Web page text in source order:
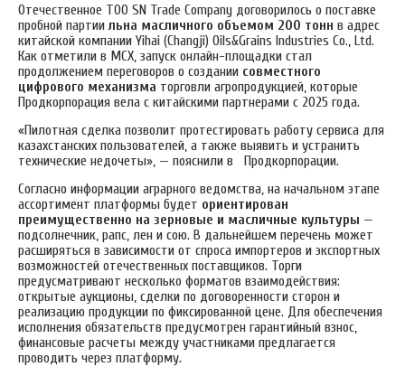
Отечественное ТОО SN Trade Company договорилось о поставке
пробной партиильна масличного объемом 200 тонн в адрес
китайской компании Yihai (Changji) Oils&Grains Industries Co., Ltd.
Как отметили в МСХ, запуск онлайн-площадки стал
продолжением переговоров о создании совместного
цифрового механизма торговли агропродукцией, которые
Продкорпорация вела с китайскими партнерами с 2025 года.
«Пилотная сделка позволит протестировать работу сервиса для
казахстанских пользователей, а также выявить и устранить
технические недочеты», — пояснили в Продкорпорации.
Согласно информации аграрного ведомства, на начальном этапе
ассортимент платформы будет ориентирован
преимущественно на зерновые и масличные культуры —
подсолнечник, рапс, лен и сою. В дальнейшем перечень может
расширяться в зависимости от спроса импортеров и экспортных
возможностей отечественных поставщиков. Торги
предусматривают несколько форматов взаимодействия:
открытые аукционы, сделки по договоренности сторон и
реализацию продукции по фиксированной цене. Для обеспечения
исполнения обязательств предусмотрен гарантийный взнос,
финансовые расчеты между участниками предлагается
проводить через платформу.